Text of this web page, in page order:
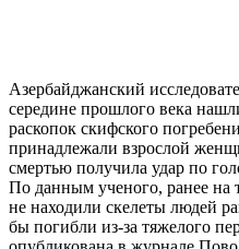
Азербайджанский
середине прошлого века
раскопок скифского
принадлежали взрослой
смертью получила удар по
По данным ученого, ранее на
не находили скелеты людей
бы погибли из-за тяжелого